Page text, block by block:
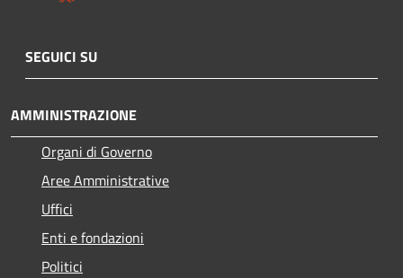
SEGUICI SU
AMMINISTRAZIONE
Organi di Governo
Aree Amministrative
Uffici
Enti e fondazioni
Politici